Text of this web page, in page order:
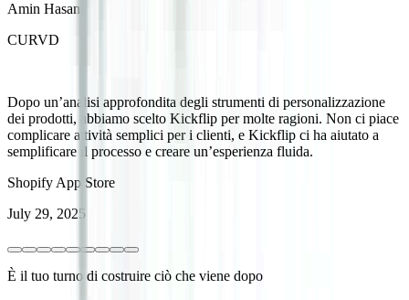
Amin Hasani
CURVD
Dopo un’analisi approfondita degli strumenti di personalizzazione
dei prodotti, abbiamo scelto Kickflip per molte ragioni. Non ci piace
complicare attività semplici per i clienti, e Kickflip ci ha aiutato a
semplificare il processo e creare un’esperienza fluida.
Shopify App Store
July 29, 2025
È il tuo turno di costruire ciò che viene dopo